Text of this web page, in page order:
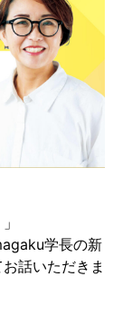
学長の新
話いただきま